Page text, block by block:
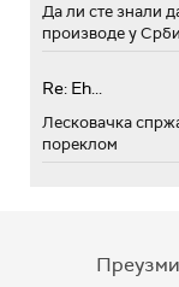
Да ли сте знали
производе у
Re: Eh...
Лесковачка
пореклом